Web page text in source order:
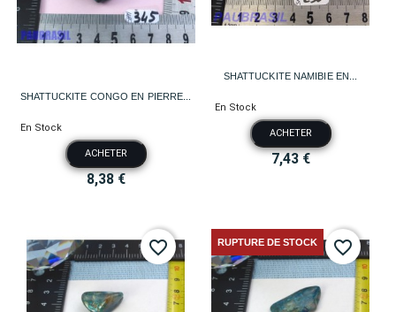
SHATTUCKITE CONGO EN PIERRE...
En Stock
ACHETER
8,38 €
SHATTUCKITE NAMIBIE EN...
En Stock
ACHETER
7,43 €
favorite_border RUPTURE DE STOCK favorite_border